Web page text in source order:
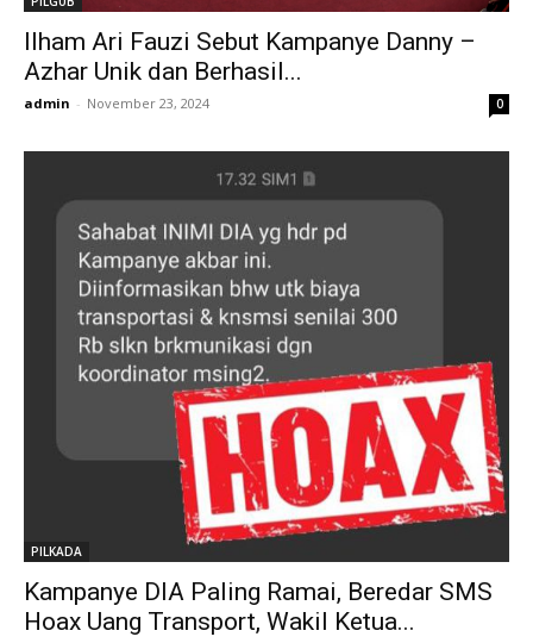
Ilham Ari Fauzi Sebut Kampanye Danny –
Azhar Unik dan Berhasil...
admin - November 23, 2024 0
PILKADA
Kampanye DIA Paling Ramai, Beredar SMS
Hoax Uang Transport, Wakil Ketua...